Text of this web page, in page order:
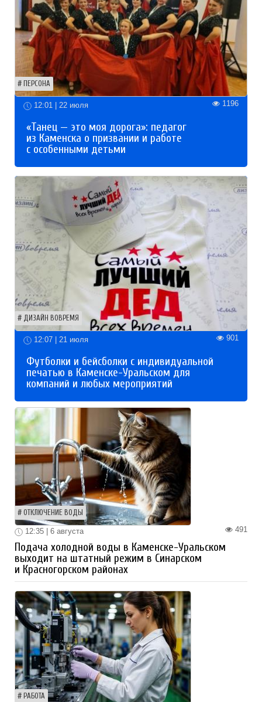
ПЕРСОНА
12:01 | 22 июля 1196
«Танец — это моя дорога»: педагог
из Каменска о призвании и работе
с особенными детьми
ДИЗАЙН ВОВРЕМЯ
12:07 | 21 июля 901
Футболки и бейсболки с индивидуальной
печатью в Каменске-Уральском для
компаний и любых мероприятий
ОТКЛЮЧЕНИЕ ВОДЫ
491
12:35 | 6 августа
Подача холодной воды в Каменске-Уральском
выходит на штатный режим в Синарском
и Красногорском районах
РАБОТА